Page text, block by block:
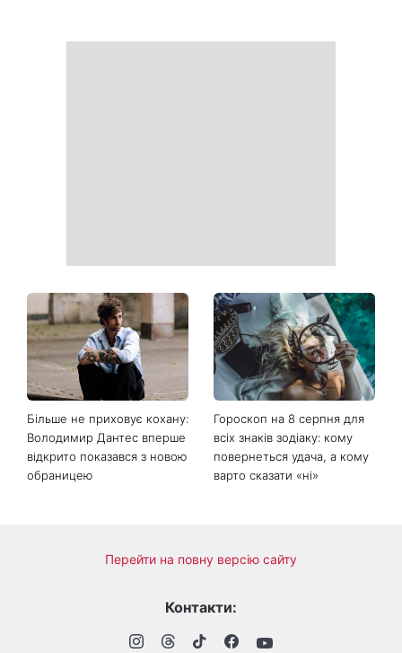
Більше не приховує кохану:
Володимир Дантес вперше
відкрито показався з новою
обраницею
Гороскоп на 8 серпня для
всіх знаків зодіаку: кому
повернеться удача, а кому
варто сказати «ні»
Перейти на повну версію сайту
Контакти: